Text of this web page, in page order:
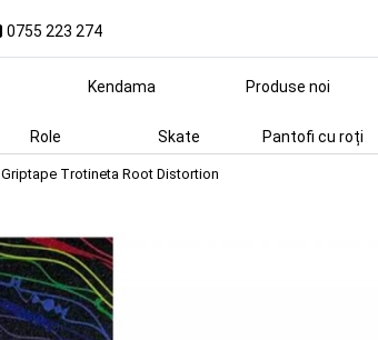
0755 223 274
Kendama Produse noi
Role Skate Pantofi cu roți
Griptape Trotineta Root Distortion